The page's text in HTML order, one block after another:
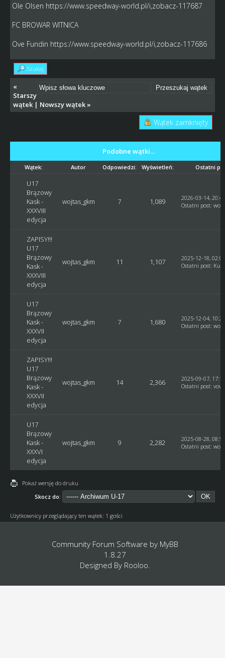
Ole Olsen https://www.speedway-world.pl/i,zobacz-117687
FC BROWAR WITNICA
Ove Fundin https://www.speedway-world.pl/i,zobacz-117686
Szukaj
«
Starszy
wątek| Nowszy wątek»
Wątek zamknięty
Podobne wątki…
Wątek: Autor Odpowiedzi: Wyświetleń: Ostatni
U17
Brązowy
Kask -
XXXVIII
edycja
wojtas_gkm 7 1,089
2026-03-14,
Ostatni post:
ZAPISY!!!
U17
Brązowy
Kask -
XXXVIII
edycja
wojtas_gkm 11 1,107
2025-12-18,
Ostatni post: Kusy
U17
Brązowy
Kask -
XXXVII
edycja
wojtas_gkm 7 1,680
2025-12-04,
Ostatni post:
ZAPISY!!!
U17
Brązowy
Kask -
XXXVII
edycja
wojtas_gkm 14 2,366
2025-09-07,
Ostatni post:
U17
Brązowy
Kask -
XXXVI
edycja
wojtas_gkm 9 2,282
2025-08-28,
Ostatni post:
Pokaż wersję do druku
Skocz do:
Użytkownicy przeglądający ten wątek: 1 gości
Community Forum Software by MyBB
1.8.27
Designed By Rooloo